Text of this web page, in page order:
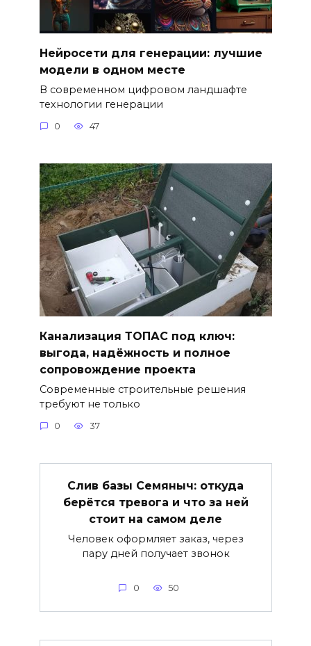
Нейросети для генерации: лучшие
модели в одном месте
В современном цифровом ландшафте
технологии генерации
0 47
Канализация ТОПАС под ключ:
выгода, надёжность и полное
сопровождение проекта
Современные строительные решения
требуют не только
0 37
Слив базы Семяныч: откуда
берётся тревога и что за ней
стоит на самом деле
Человек оформляет заказ, через
пару дней получает звонок
0 50